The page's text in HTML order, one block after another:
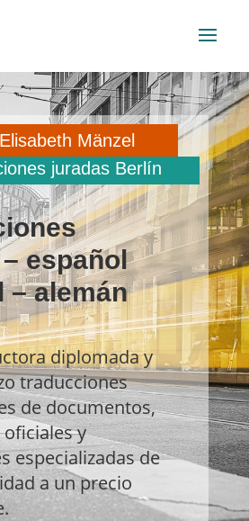
Elisabeth Mänzel
juradas Berlín
español
– alemán
diplomada y
traducciones
de documentos,
y
especializadas de
a un precio